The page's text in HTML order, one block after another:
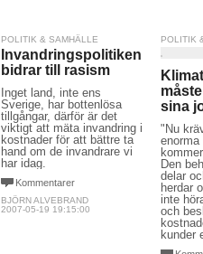
POLITIK & SAMHÄLLE
Invandringspolitiken
bidrar till rasism
Inget land, inte ens
Sverige, har bottenlösa
tillgångar, därför är det
viktigt att mäta invandring i
kostnader för att bättre ta
hand om de invandrare vi
har idag.
Kommentarer
BJÖRN ALVEBRAND
2007-05-19 19:15:00
POLITIK
sina
"Nu
Den
delar
herdar
inte
och
kunder